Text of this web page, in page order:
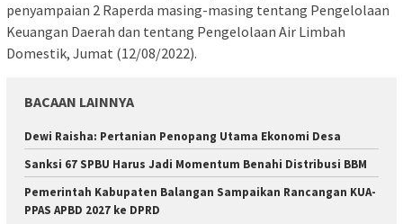
penyampaian 2 Raperda masing-masing tentang Pengelolaan
Keuangan Daerah dan tentang Pengelolaan Air Limbah
Domestik, Jumat (12/08/2022).
BACAAN LAINNYA
Dewi Raisha: Pertanian Penopang Utama Ekonomi Desa
Sanksi 67 SPBU Harus Jadi Momentum Benahi Distribusi BBM
Pemerintah Kabupaten Balangan Sampaikan Rancangan KUA-
PPAS APBD 2027 ke DPRD